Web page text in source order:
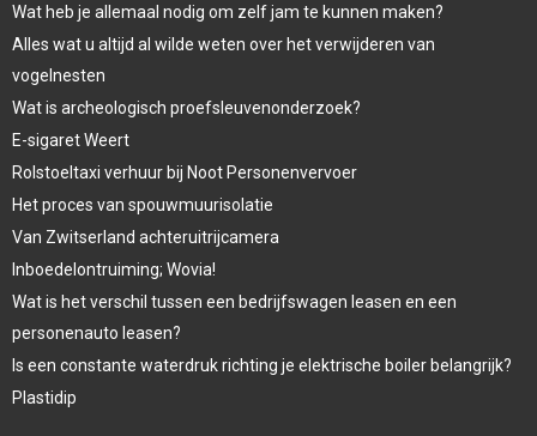
Wat heb je allemaal nodig om zelf jam te kunnen maken?
Alles wat u altijd al wilde weten over het verwijderen van
vogelnesten
Wat is archeologisch proefsleuvenonderzoek?
E-sigaret Weert
Rolstoeltaxi verhuur bij Noot Personenvervoer
Het proces van spouwmuurisolatie
Van Zwitserland achteruitrijcamera
Inboedelontruiming; Wovia!
Wat is het verschil tussen een bedrijfswagen leasen en een
personenauto leasen?
Is een constante waterdruk richting je elektrische boiler belangrijk?
Plastidip